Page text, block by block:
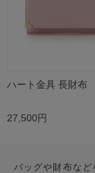
ハート金具 長財布
27,500円
バッグや財布な